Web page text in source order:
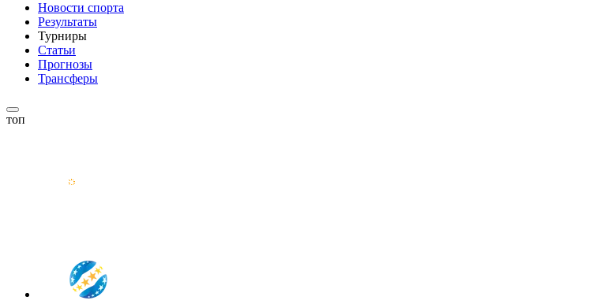
Новости спорта
Результаты
Турниры
Статьи
Прогнозы
Трансферы
топ